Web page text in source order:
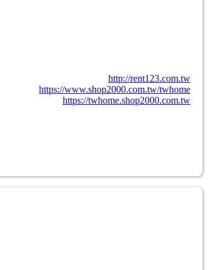
http://rent123.com.tw
https://www.shop2000.com.tw/twhome
https://twhome.shop2000.com.tw